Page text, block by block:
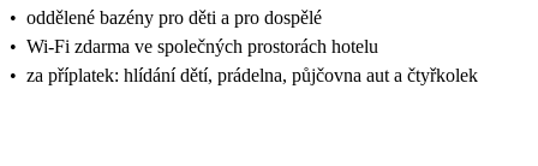
• oddělené bazény pro děti a pro dospělé
• Wi-Fi zdarma ve společných prostorách hotelu
• za příplatek: hlídání dětí, prádelna, půjčovna aut a čtyřkolek